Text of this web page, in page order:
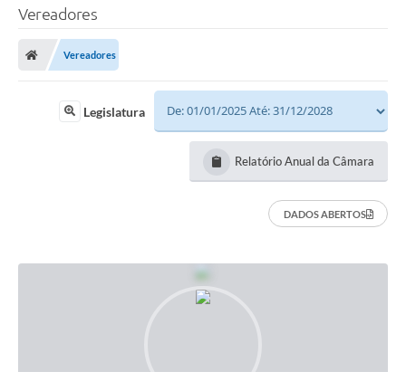
Vereadores
Vereadores
Legislatura
Relatório Anual da Câmara
DADOS ABERTOS